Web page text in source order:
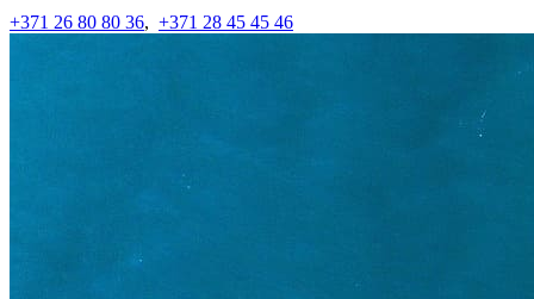
+371 26 80 80 36, +371 28 45 45 46